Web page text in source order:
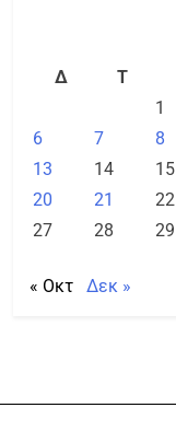
Δ
Τ
1
6
7 8
13
14 15
20
21 22
27
28 29
« Οκτ Δεκ »